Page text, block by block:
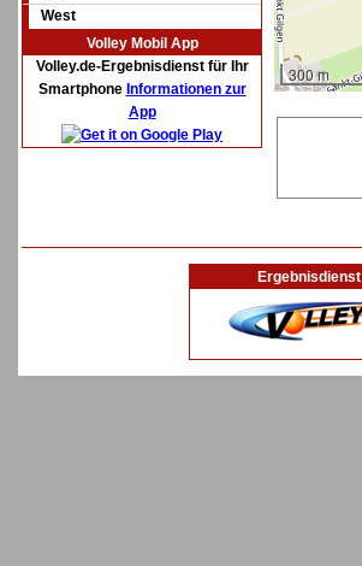
West
Volley Mobil App
Volley.de-Ergebnisdienst für Ihr
Smartphone Informationen zur
App
300 m
Ergebnisdienst